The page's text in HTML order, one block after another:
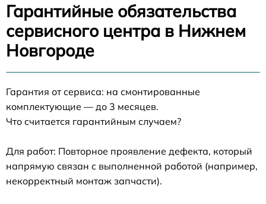
Гарантийные обязательства
сервисного центра в Нижнем
Новгороде
Гарантия от сервиса: на смонтированные
комплектующие — до 3 месяцев.
Что считается гарантийным случаем?
Для работ: Повторное проявление дефекта, который
напрямую связан с выполненной работой (например,
некорректный монтаж запчасти).